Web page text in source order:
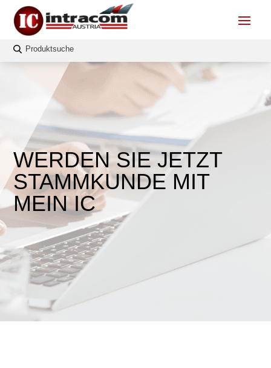
WERDEN SIE JETZT
STAMMKUNDE MIT
MEIN IC